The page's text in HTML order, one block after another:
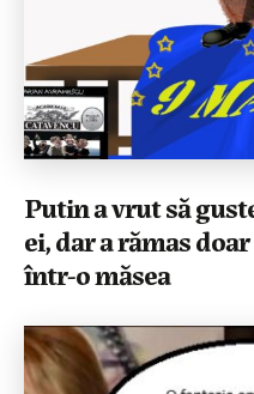
Putin a vrut să
ei, dar a rămas
într-o măsea